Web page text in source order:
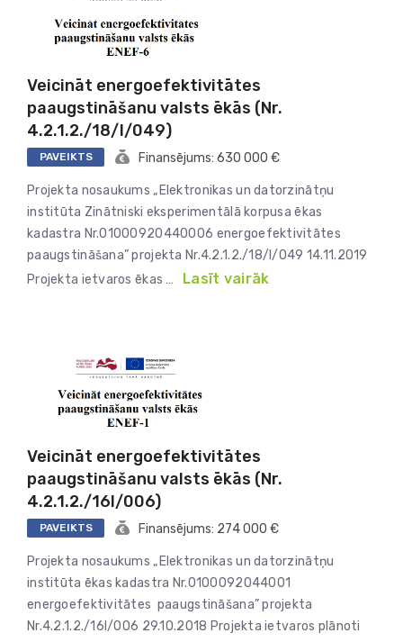
Veicināt energoefektivitātes
paaugstināšanu valsts ēkās (Nr.
4.2.1.2./18/I/049)
PAVEIKTS Finansējums: 630 000 €
Projekta nosaukums „Elektronikas un datorzinātņu
institūta Zinātniski eksperimentālā korpusa ēkas
kadastra Nr.01000920440006 energoefektivitātes
paaugstināšana” projekta Nr.4.2.1.2./18/I/049 14.11.2019
Projekta ietvaros ēkas …
Lasīt vairāk
Veicināt energoefektivitātes
paaugstināšanu valsts ēkās (Nr.
4.2.1.2./16I/006)
PAVEIKTS Finansējums: 274 000 €
Projekta nosaukums „Elektronikas un datorzinātņu
institūta ēkas kadastra Nr.0100092044001
energoefektivitātes paaugstināšana” projekta
Nr.4.2.1.2./16I/006 29.10.2018 Projekta ietvaros plānoti